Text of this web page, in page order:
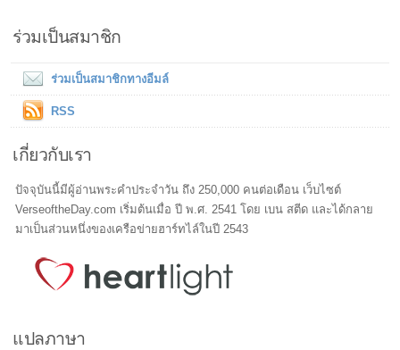
ร่วมเป็นสมาชิก
ร่วมเป็นสมาชิกทางอีมล์
RSS
เกี่ยวกับเรา
ปัจจุบันนี้มีผู้อ่านพระคำประจำวัน ถึง 250,000 คนต่อเดือน เว็บไซต์
VerseoftheDay.com เริ่มต้นเมื่อ ปี พ.ศ. 2541 โดย เบน สตีด และได้กลาย
มาเป็นส่วนหนึ่งของเครือข่ายฮาร์ทไล์ในปี 2543
แปลภาษา